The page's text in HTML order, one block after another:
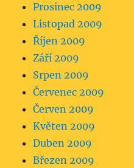
Prosinec 2009
Listopad 2009
Říjen 2009
Září 2009
Srpen 2009
Červenec 2009
Červen 2009
Květen 2009
Duben 2009
Březen 2009